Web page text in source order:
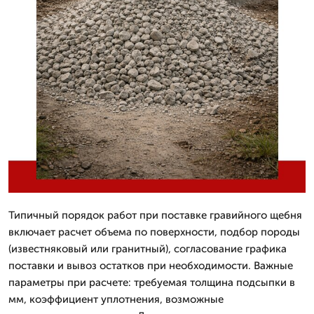
Типичный порядок работ при поставке гравийного щебня
включает расчет объема по поверхности, подбор породы
(известняковый или гранитный), согласование графика
поставки и вывоз остатков при необходимости. Важные
параметры при расчете: требуемая толщина подсыпки в
мм, коэффициент уплотнения, возможные